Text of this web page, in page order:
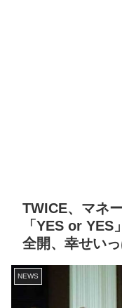
TWICE、マネ
「YES or
全開、幸せい
NEWS